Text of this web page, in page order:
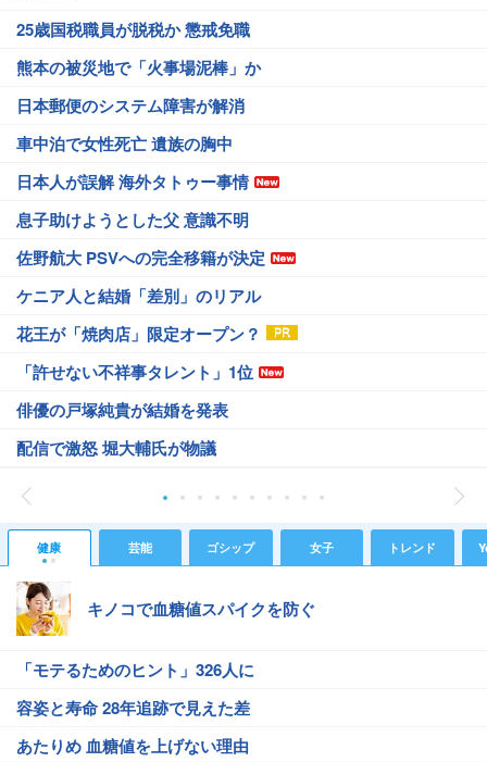
25歳国税職員が脱税か 懲戒免職
熊本の被災地で「火事場泥棒」か
日本郵便のシステム障害が解消
車中泊で女性死亡 遺族の胸中
日本人が誤解 海外タトゥー事情
息子助けようとした父 意識不明
佐野航大 PSVへの完全移籍が決定
ケニア人と結婚「差別」のリアル
花王が「焼肉店」限定オープン？
「許せない不祥事タレント」1位
俳優の戸塚純貴が結婚を発表
配信で激怒 堀大輔氏が物議
健康 芸能 ゴシップ 女子 トレンド
キノコで血糖値スパイクを防ぐ
「モテるためのヒント」326人に
容姿と寿命 28年追跡で見えた差
あたりめ 血糖値を上げない理由